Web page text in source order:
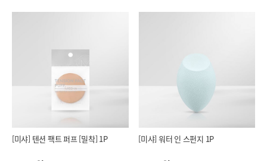
[미샤] 텐션 팩트 퍼프 [밀착] 1P [미샤] 워터 인 스펀지 1P